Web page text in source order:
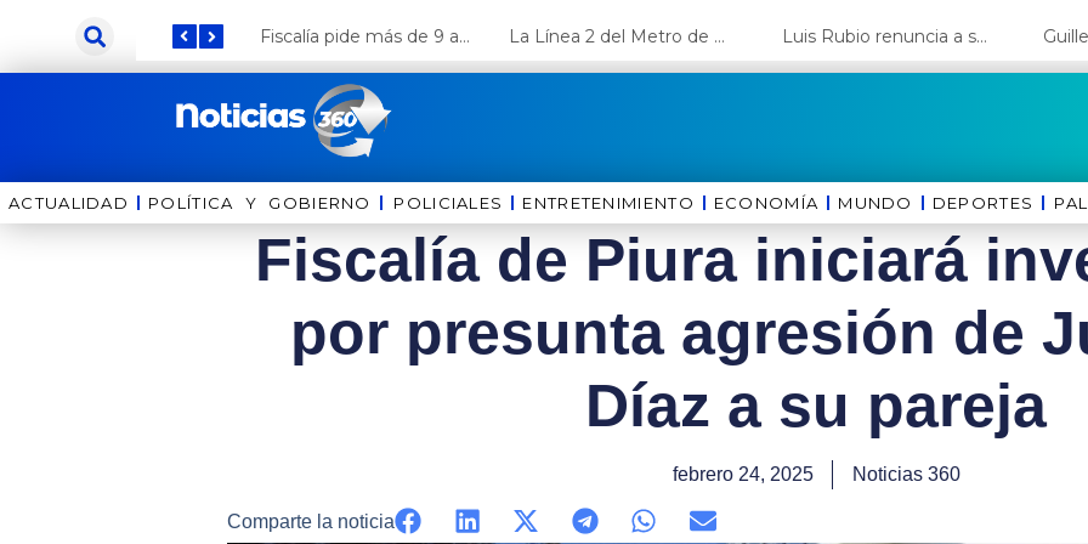
contenido
Fiscalía pide más de 9 años de cárcel para el diputado de oposición Harvey Colchado La Línea 2 del Metro de Lima y el Ramal 4 alcanzan un avance del 80% Luis Rubio renuncia a su candidatura a Lima y deja el camino libre a López Aliaga
ACTUALIDAD POLÍTICA Y GOBIERNO ⁠⁠POLICIALES ENTRETENIMIENTO ECONOMÍA MUNDO DEPORTES
Fiscalía de Piura iniciará
por presunta agresión de
Díaz a su pareja
febrero 24, 2025 Noticias 360
Comparte la noticia